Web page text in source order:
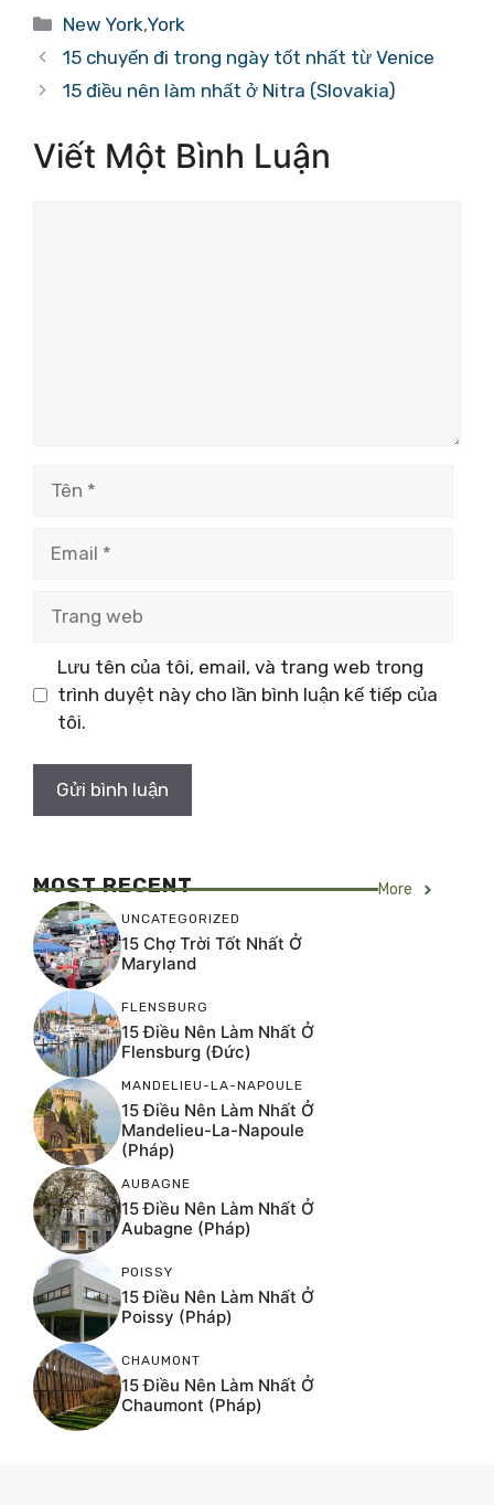
Danh
mục
New York,York
15 chuyến đi trong ngày tốt nhất từ ​​Venice
15 điều nên làm nhất ở Nitra (Slovakia)
Viết Một Bình Luận
web
Lưu tên của tôi, email, và trang web trong
trình duyệt này cho lần bình luận kế tiếp của
tôi.
MOST RECENT More
UNCATEGORIZED
15 Chợ Trời Tốt Nhất Ở
Maryland
FLENSBURG
15 Điều Nên Làm Nhất Ở
Flensburg (Đức)
MANDELIEU-LA-NAPOULE
15 Điều Nên Làm Nhất Ở
Mandelieu-La-Napoule
(Pháp)
AUBAGNE
15 Điều Nên Làm Nhất Ở
Aubagne (Pháp)
POISSY
15 Điều Nên Làm Nhất Ở
Poissy (Pháp)
CHAUMONT
15 Điều Nên Làm Nhất Ở
Chaumont (Pháp)